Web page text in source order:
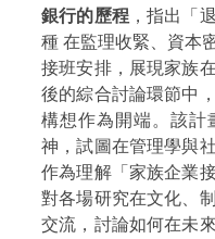
銀行的歷程，指出「
種 在監理收緊、資本
接班安排，展現家族
後的綜合討論環節中
構想作為開端。該計
神，試圖在管理學與
作為理解「家族企業
對各場研究在文化、
交流，討論如何在未